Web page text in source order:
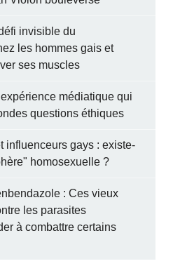
invisible du
les hommes gais et
ses muscles
médiatique qui
questions éthiques
influenceurs gays : existe-
homosexuelle ?
: Ces vieux
les parasites
à combattre certains